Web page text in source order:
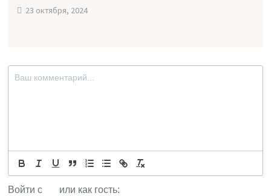
23 октября, 2024
Войти с или как гость: